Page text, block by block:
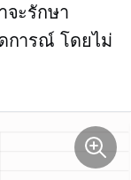
ะรักษา
การณ์ โดยไม่